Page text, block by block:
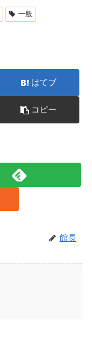
一般
はてブ
コピー
館長